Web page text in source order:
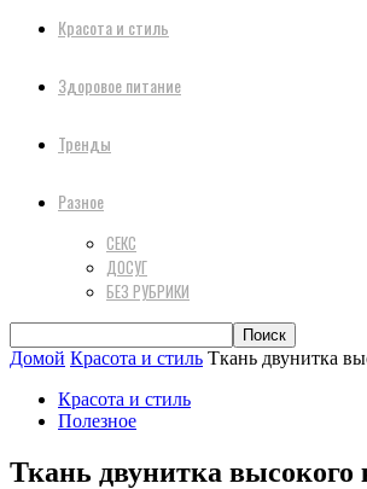
Красота и стиль
Здоровое питание
Тренды
Разное
СЕКС
ДОСУГ
БЕЗ РУБРИКИ
Домой Красота и стиль Ткань двунитка
Красота и стиль
Полезное
Ткань двунитка высокого